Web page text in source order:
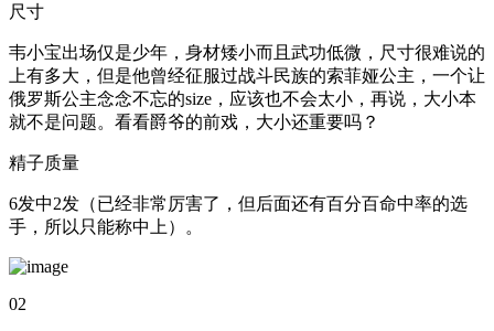
尺寸
韦小宝出场仅是少年，身材矮小而且武功低微，尺寸很难说的
上有多大，但是他曾经征服过战斗民族的索菲娅公主，一个让
俄罗斯公主念念不忘的size，应该也不会太小，再说，大小本
就不是问题。看看爵爷的前戏，大小还重要吗？
精子质量
6发中2发（已经非常厉害了，但后面还有百分百命中率的选
手，所以只能称中上）。
02